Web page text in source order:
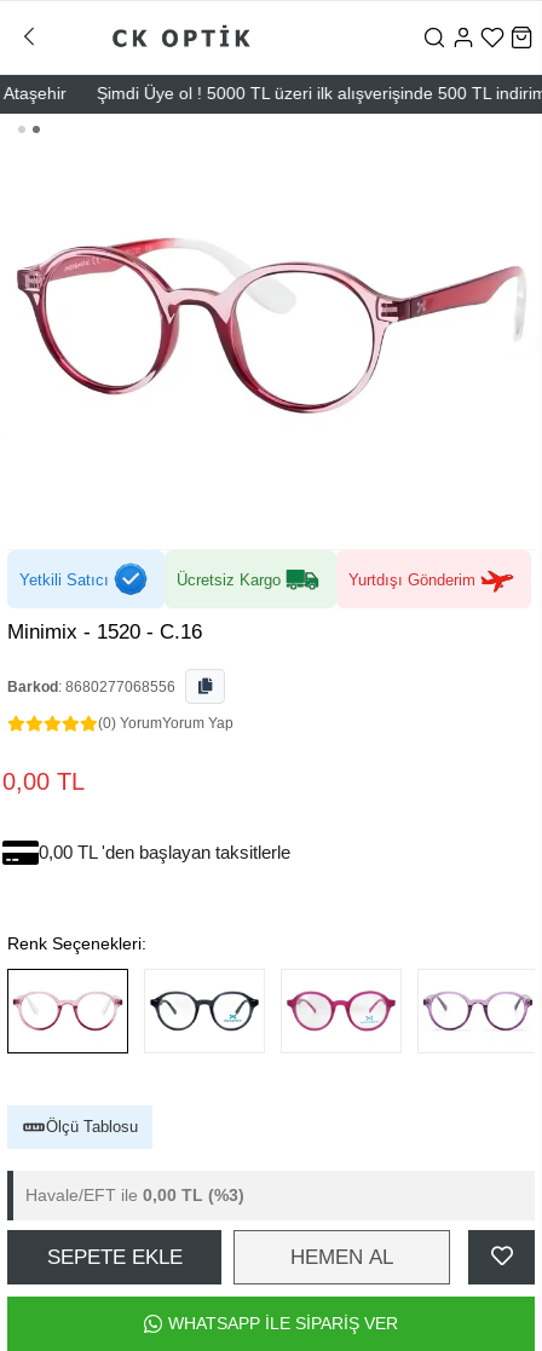
Şimdi Üye ol ! 5000 TL üzeri ilk alışverişinde 500 TL indirim
Yetkili Satıcı Ücretsiz Kargo Yurtdışı Gönderim
Minimix - 1520 - C.16
Barkod : 8680277068556
(0) YorumYorum Yap
0,00 TL
0,00 TL 'den başlayan taksitlerle
Renk Seçenekleri:
Ölçü Tablosu
Havale/EFT ile 0,00 TL (%3)
SEPETE EKLE HEMEN AL
WHATSAPP İLE SİPARİŞ VER